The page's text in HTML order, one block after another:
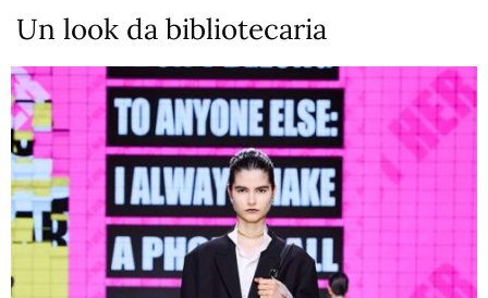
Un look da bibliotecaria